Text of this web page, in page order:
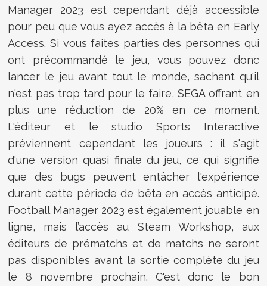
Manager 2023 est cependant déjà accessible
pour peu que vous ayez accès à la bêta en Early
Access. Si vous faites parties des personnes qui
ont précommandé le jeu, vous pouvez donc
lancer le jeu avant tout le monde, sachant qu'il
n'est pas trop tard pour le faire, SEGA offrant en
plus une réduction de 20% en ce moment.
L'éditeur et le studio Sports Interactive
préviennent cependant les joueurs : il s'agit
d'une version quasi finale du jeu, ce qui signifie
que des bugs peuvent entâcher l'expérience
durant cette période de bêta en accès anticipé.
Football Manager 2023 est également jouable en
ligne, mais l’accès au Steam Workshop, aux
éditeurs de prématchs et de matchs ne seront
pas disponibles avant la sortie complète du jeu
le 8 novembre prochain. C'est donc le bon